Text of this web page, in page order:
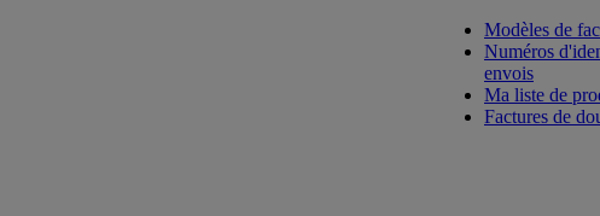
Modèles de
Numéros
envois
Ma liste de
Factures de